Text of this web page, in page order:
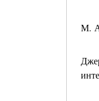
М.